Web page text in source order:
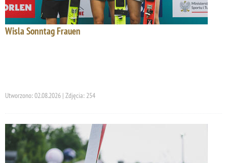
Wisla Sonntag Frauen
Utworzono: 02.08.2026 | Zdjęcia: 254